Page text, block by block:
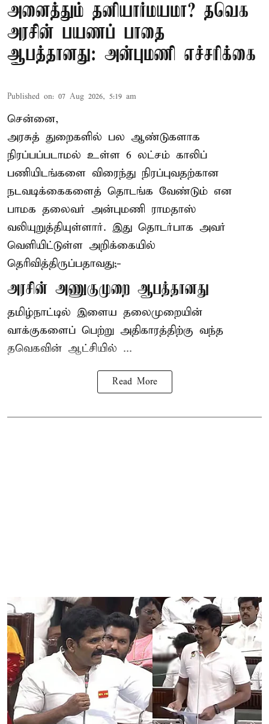
அனைத்தும் தனியார்மயமா? தவெக
அரசின் பயணப் பாதை
ஆபத்தானது: அன்புமணி எச்சரிக்கை
Published on: 07 Aug 2026, 5:19 am
சென்னை,
அரசுத் துறைகளில் பல ஆண்டுகளாக
நிரப்பப்படாமல் உள்ள 6 லட்சம் காலிப்
பணியிடங்களை விரைந்து நிரப்புவதற்கான
நடவடிக்கைகளைத் தொடங்க வேண்டும் என
பாமக தலைவர் அன்புமணி ராமதாஸ்
வலியுறுத்தியுள்ளார். இது தொடர்பாக அவர்
வெளியிட்டுள்ள அறிக்கையில்
தெரிவித்திருப்பதாவது;-
அரசின் அணுகுமுறை ஆபத்தானது
தமிழ்நாட்டில் இளைய தலைமுறையின்
வாக்குகளைப் பெற்று அதிகாரத்திற்கு வந்த
தவெகவின் ஆட்சியில் ...
Read More